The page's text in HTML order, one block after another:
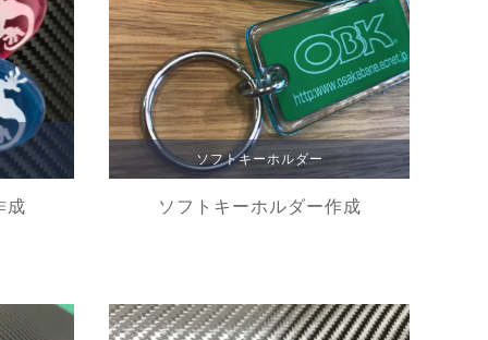
成
ソフトキーホルダー
ソフトキーホルダー作成